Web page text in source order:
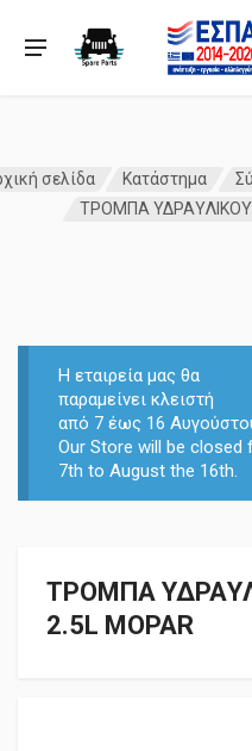
σελίδα Κατάστημα
ΤΡΟΜΠΑ ΥΔΡΑYΛΙΚΟΥ
Η εταιρεία μας θα
παραμείνει κλειστή
από 7 έως 16
Our Store will be
7th to August the 16th.
ΤΡΟΜΠΑ
2.5L MOPAR